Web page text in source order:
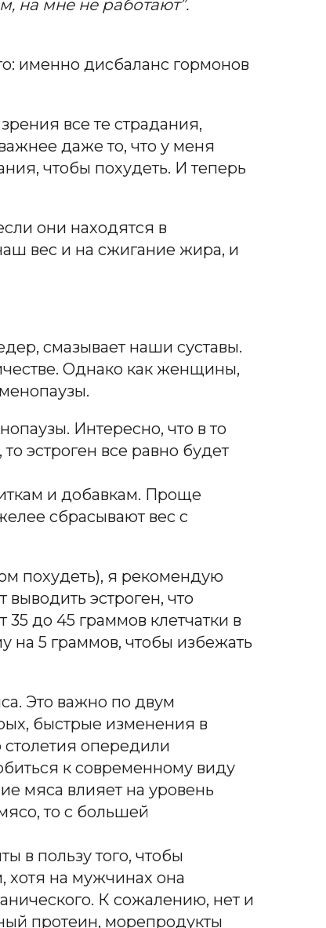
на мне не работают”.
именно дисбаланс гормонов
все те страдания,
даже то, что у меня
чтобы похудеть. И теперь
они находятся в
вес и на сжигание жира, и
смазывает наши суставы.
Однако как женщины,
Интересно, что в то
эстроген все равно будет
и добавкам. Проще
сбрасывают вес с
похудеть), я рекомендую
эстроген, что
до 45 граммов клетчатки в
5 граммов, чтобы избежать
Это важно по двум
быстрые изменения в
опередили
к современному виду
мяса влияет на уровень
то с большей
в пользу того, чтобы
хотя на мужчинах она
К сожалению, нет и
протеин, морепродукты